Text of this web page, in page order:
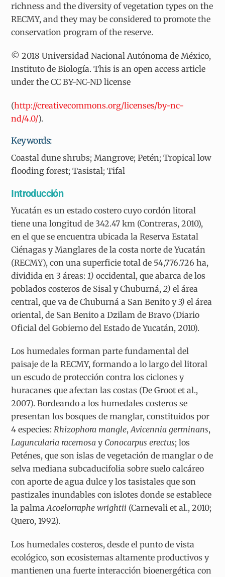
richness and the diversity of vegetation types on the
RECMY, and they may be considered to promote the
conservation program of the reserve.
© 2018 Universidad Nacional Autónoma de México,
Instituto de Biología. This is an open access article
under the CC BY-NC-ND license
(http://creativecommons.org/licenses/by-nc-
nd/4.0/).
Keywords:
Coastal dune shrubs; Mangrove; Petén; Tropical low
flooding forest; Tasistal; Tifal
Introducción
Yucatán es un estado costero cuyo cordón litoral
tiene una longitud de 342.47 km (Contreras, 2010),
en el que se encuentra ubicada la Reserva Estatal
Ciénagas y Manglares de la costa norte de Yucatán
(RECMY), con una superficie total de 54,776.726 ha,
dividida en 3 áreas: 1) occidental, que abarca de los
poblados costeros de Sisal y Chuburná,2) el área
central, que va de Chuburná a San Benito y 3) el área
oriental, de San Benito a Dzilam de Bravo (Diario
Oficial del Gobierno del Estado de Yucatán, 2010).
Los humedales forman parte fundamental del
paisaje de la RECMY, formando a lo largo del litoral
un escudo de protección contra los ciclones y
huracanes que afectan las costas (De Groot et al.,
2007). Bordeando a los humedales costeros se
presentan los bosques de manglar, constituidos por
4 especies:Rhizophora mangle,Avicennia germinans,
Laguncularia racemosa y Conocarpus erectus; los
Peténes, que son islas de vegetación de manglar o de
selva mediana subcaducifolia sobre suelo calcáreo
con aporte de agua dulce y los tasistales que son
pastizales inundables con islotes donde se establece
la palmaAcoelorraphe wrightii (Carnevali et al., 2010;
Quero, 1992).
Los humedales costeros, desde el punto de vista
ecológico, son ecosistemas altamente productivos y
mantienen una fuerte interacción bioenergética con